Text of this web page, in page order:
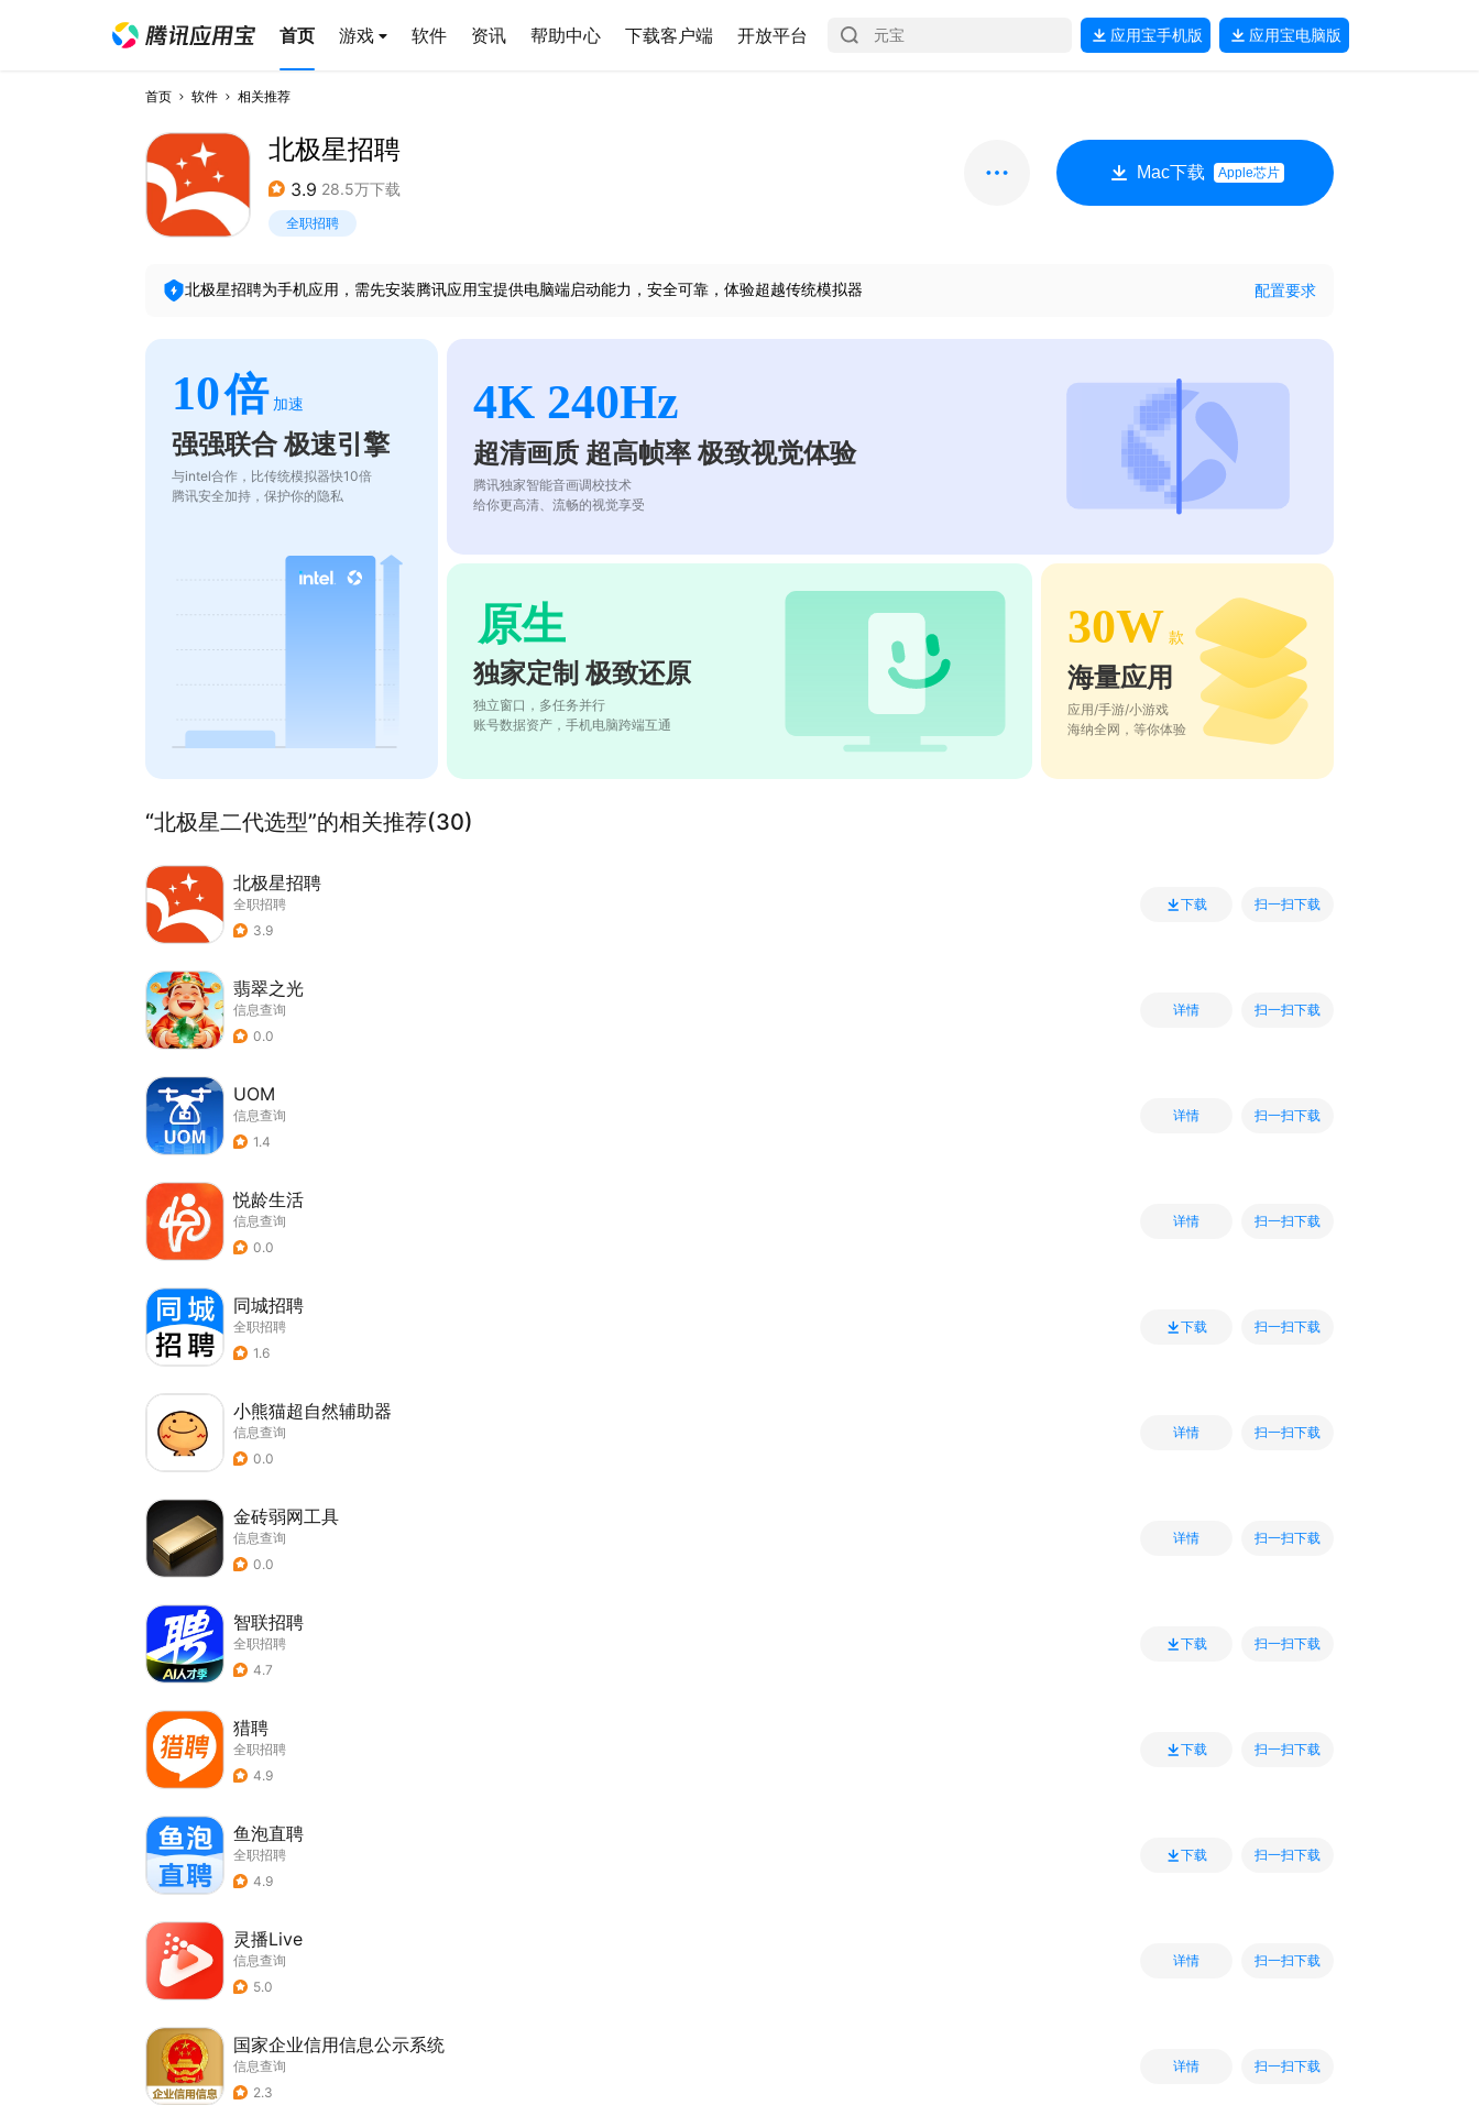
首页 游戏 软件 资讯 帮助中心 下载客户端 开放平台 应用宝手机版 应用宝电脑版
首页 软件 相关推荐
北极星招聘
3.9 28.5万下载
全职招聘
Mac下载 Apple芯片
北极星招聘为手机应用，需先安装腾讯应用宝提供电脑端启动能力，安全可靠，体验超越传统模拟器 配置要求
10倍 加速
强强联合 极速引擎
与intel合作，比传统模拟器快10倍
腾讯安全加持，保护你的隐私
4K 240Hz
超清画质 超高帧率 极致视觉体验
腾讯独家智能音画调校技术
给你更高清、流畅的视觉享受
原生
独家定制 极致还原
独立窗口，多任务并行
账号数据资产，手机电脑跨端互通
30W 款
海量应用
应用/手游/小游戏
海纳全网，等你体验
“北极星二代选型”的相关推荐(30)
北极星招聘
全职招聘
3.9
下载 扫一扫下载
翡翠之光
信息查询
0.0
详情 扫一扫下载
UOM
信息查询
1.4
详情 扫一扫下载
悦龄生活
信息查询
0.0
详情 扫一扫下载
同城招聘
全职招聘
1.6
下载 扫一扫下载
小熊猫超自然辅助器
信息查询
0.0
详情 扫一扫下载
金砖弱网工具
信息查询
0.0
详情 扫一扫下载
智联招聘
全职招聘
4.7
下载 扫一扫下载
猎聘
全职招聘
4.9
下载 扫一扫下载
鱼泡直聘
全职招聘
4.9
下载 扫一扫下载
灵播Live
信息查询
5.0
详情 扫一扫下载
国家企业信用信息公示系统
信息查询
2.3
详情 扫一扫下载